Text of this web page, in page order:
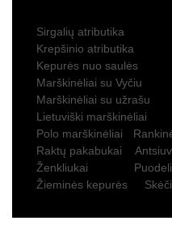
Sirgalių atributika
Krepšinio atributika
Kepurės nuo saulės
Marškinėliai su Vyčiu
Marškinėliai su užrašu
Lietuviški marškinėliai
Polo marškinėliai
Raktų pakabukai
Ženkliukai
Žieminės kepurės